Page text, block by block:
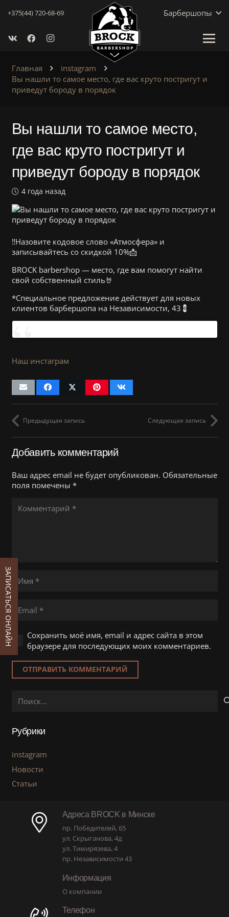
+375(44) 720-68-69 Барбершопы
Главная
instagram
Вы нашли то самое место, где вас круто постригут и
приведут бороду в порядок
Вы нашли то самое место,
где вас круто постригут и
приведут бороду в порядок
4 года назад
‼️Назовите кодовое слово «Атмосфера» и
записывайтесь со скидкой 10%📩
BROCK barbershop — место, где вам помогут найти
свой собственный стиль🤘
*Специальное предложение действует для новых
клиентов барбершопа на Независимости, 43💈
Наш инстаграм
Предыдущая запись Следующая запись
Добавить комментарий
Ваш адрес email не будет опубликован. Обязательные
поля помечены *
Сохранить моё имя, email и адрес сайта в этом
браузере для последующих моих комментариев.
ОТПРАВИТЬ КОММЕНТАРИЙ
Рубрики
instagram
Новости
Статьи
Адреса BROCK в Минске
пр. Победителей, 65
ул. Скрыганова, 4д
ул. Тимирязева, 4
пр. Независимости 43
Информация
О компании
Телефон
ЗАПИСАТЬСЯ ОНЛАЙН